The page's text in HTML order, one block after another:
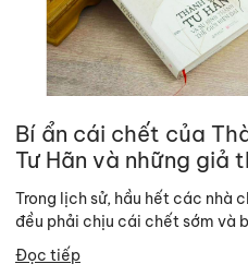
Bí ẩn cái chết của
Tư Hãn và những giả
quái
Trong lịch sử, hầu hết các nhà
đều phải chịu cái chết sớm và
tuổi ba mươi ba, Alexander Đại
Đọc tiếp